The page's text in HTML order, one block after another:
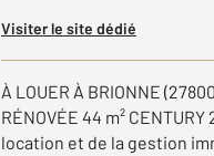
Visiter le site dédié
À LOUER À BRIONNE
RÉNOVÉE 44 m²
location et de la gestion